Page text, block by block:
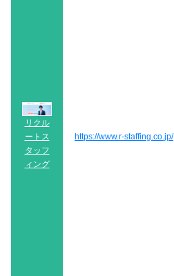
リクル
ートス
タッフ
ィング
https://www.r-staffing.co.jp/